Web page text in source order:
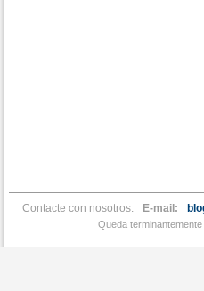
Contacte con nosotros: E-mail:
Queda